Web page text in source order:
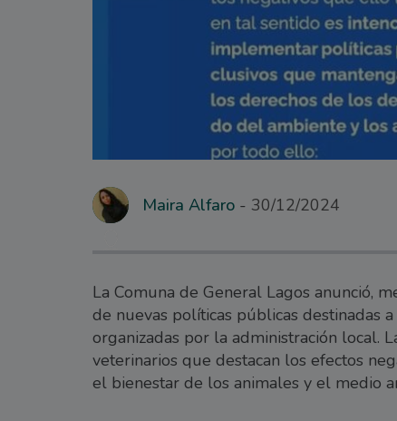
Maira Alfaro 30/12/2024
La Comuna de General Lagos anunció,
de nuevas políticas públicas destinadas
organizadas por la administración local.
veterinarios que destacan los efectos
el bienestar de los animales y el medio